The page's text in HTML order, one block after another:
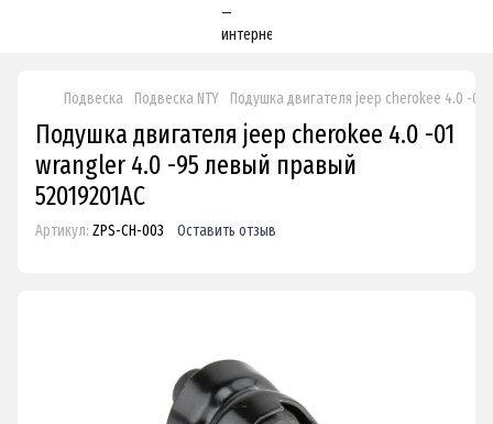
Подвеска Подвеска NTY Подушка двигателя jeep cherokee 4.0 -
Подушка двигателя jeep cherokee 4.0 -01
wrangler 4.0 -95 левый правый
52019201AC
Артикул: ZPS-CH-003 Оставить отзыв